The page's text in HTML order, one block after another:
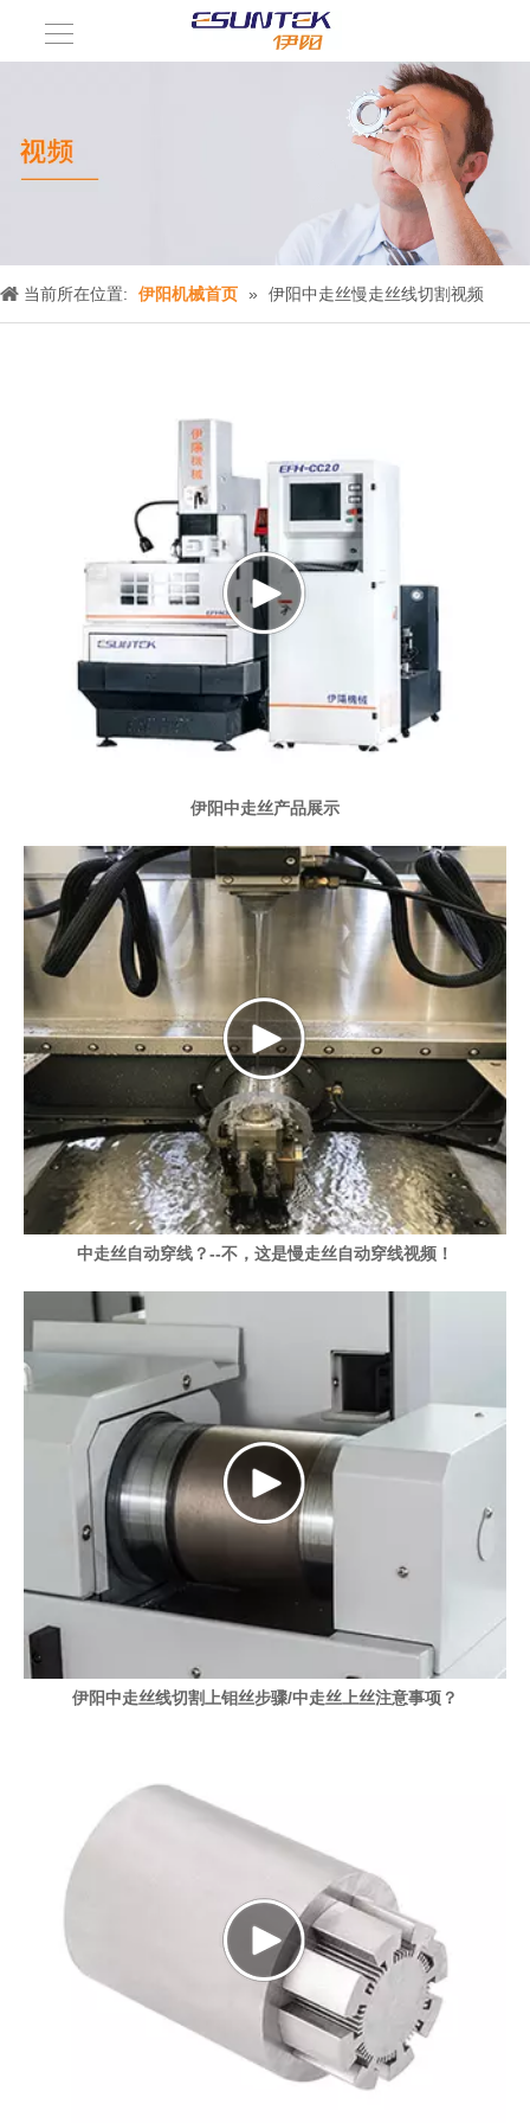
当前所在位置: 伊阳机械首页 » 伊阳中走丝慢走丝线切割视频
伊阳中走丝产品展示
中走丝自动穿线？--不，这是慢走丝自动穿线视频！
伊阳中走丝线切割上钼丝步骤/中走丝上丝注意事项？